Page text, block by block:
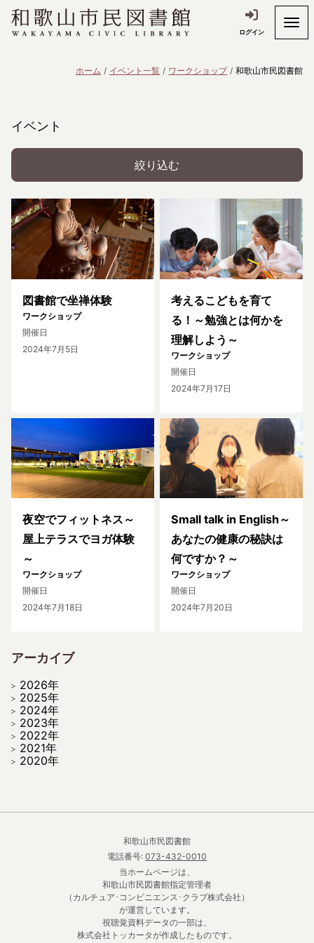
ログイン
ホーム イベント一覧 ワークショップ 和歌山市民図書館
イベント
絞り込む
図書館で坐禅体験
ワークショップ
開催日
2024年7月5日
考えるこどもを育て
る！～勉強とは何かを
理解しよう～
ワークショップ
開催日
2024年7月17日
夜空でフィットネス～
屋上テラスでヨガ体験
～
ワークショップ
開催日
2024年7月18日
Small talk in English～
あなたの健康の秘訣は
何ですか？～
ワークショップ
開催日
2024年7月20日
アーカイブ
2026年
2025年
2024年
2023年
2022年
2021年
2020年
和歌山市民図書館
電話番号: 073-432-0010
当ホームページは、
和歌山市民図書館指定管理者
（カルチュア･コンビニエンス･クラブ株式会社）
が運営しています。
視聴覚資料データの一部は、
株式会社トッカータが作成したものです。